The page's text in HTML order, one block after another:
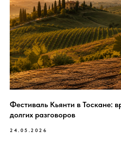
Фестиваль Кьянти в Тоскане:
долгих разговоров
24.05.2026